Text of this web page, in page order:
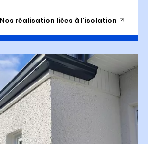
Nos réalisation liées à l'isolation